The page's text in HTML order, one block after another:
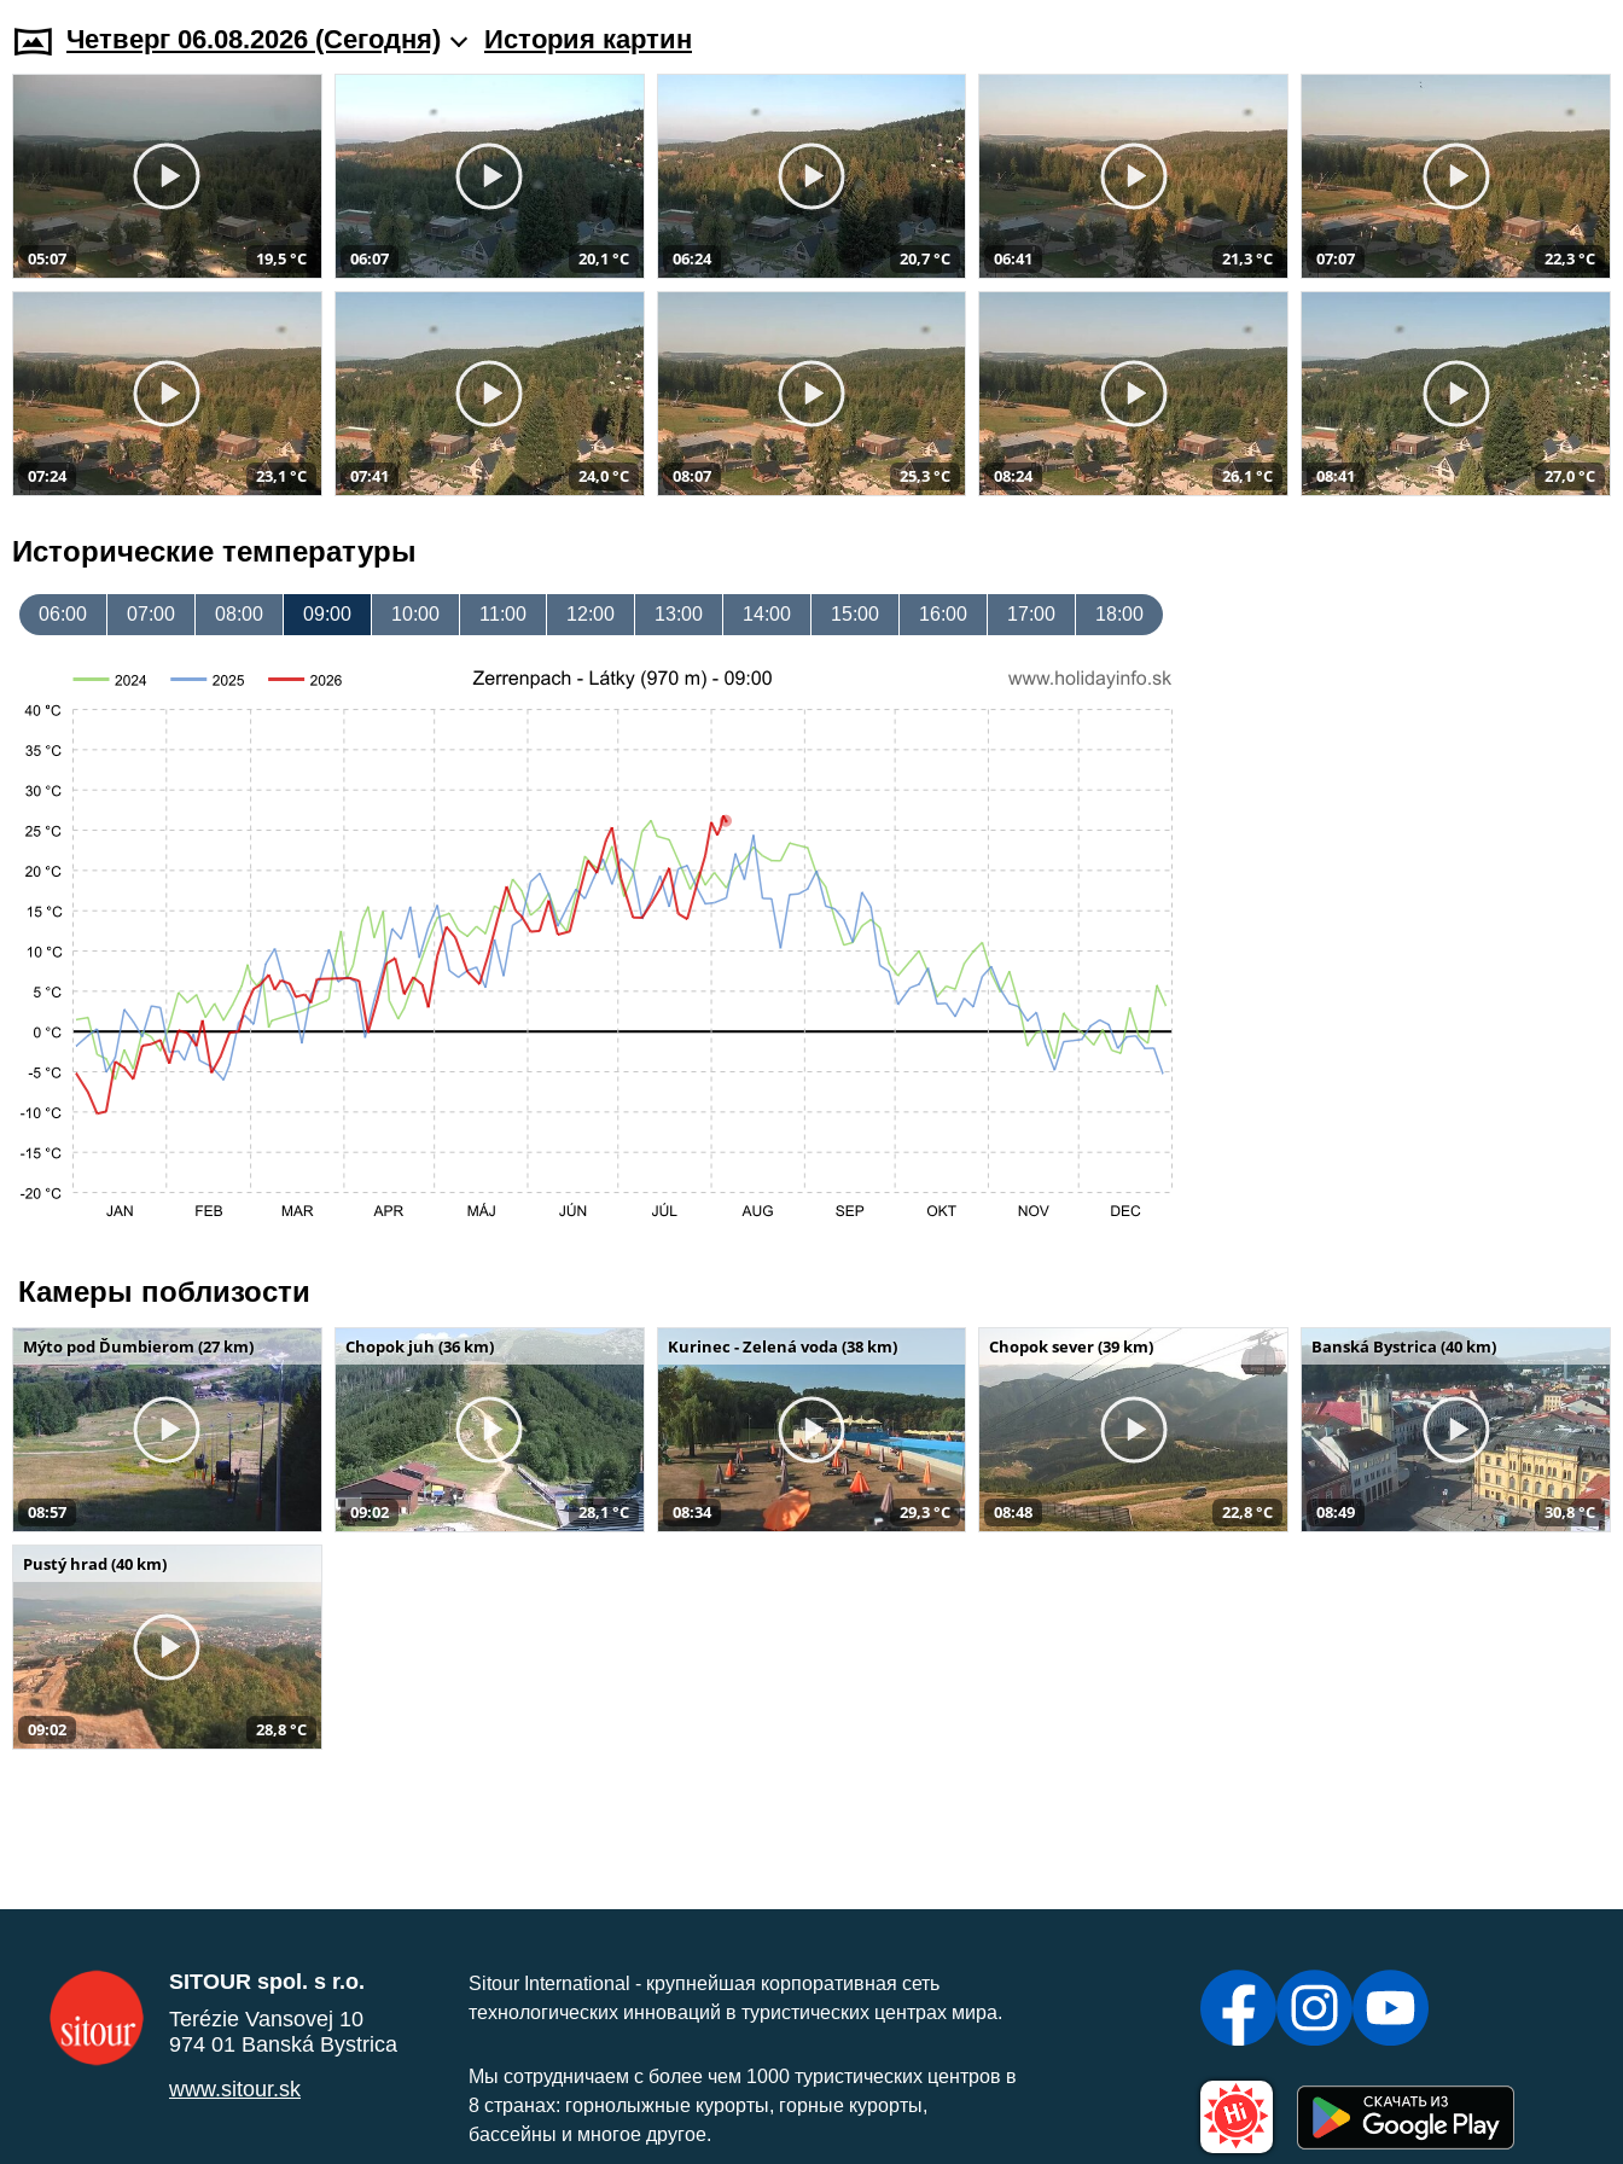
Четверг 06.08.2026 (Cегодня) История картин
05:07 19,5 °C 06:07 20,1 °C 06:24 20,7 °C 06:41 21,3 °C 07:07 22,3 °C
07:24 23,1 °C 07:41 24,0 °C 08:07 25,3 °C 08:24 26,1 °C 08:41 27,0 °C
Исторические температуры
06:00 07:00 08:00 09:00 10:00 11:00 12:00 13:00 14:00 15:00 16:00 17:00 18:00
Камеры поблизости
Mýto pod Ďumbierom (27 km)
08:57
Chopok juh (36 km)
09:02 28,1 °C
Kurinec - Zelená voda (38 km)
08:34 29,3 °C
Chopok sever (39 km)
08:48 22,8 °C
Banská Bystrica (40 km)
08:49 30,8 °C
Pustý hrad (40 km)
09:02 28,8 °C
SITOUR spol. s r.o.
Terézie Vansovej 10
974 01 Banská Bystrica
www.sitour.sk
Sitour International - крупнейшая корпоративная сеть
технологических инноваций в туристических центрах мира.
Мы сотрудничаем с более чем 1000 туристических центров в
8 странах: горнолыжные курорты, горные курорты,
бассейны и многое другое.